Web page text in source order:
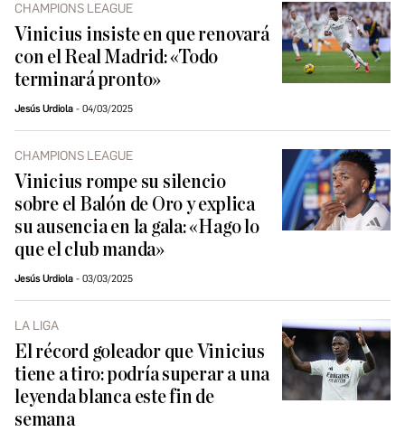
CHAMPIONS LEAGUE
Vinicius insiste en que renovará
con el Real Madrid: «Todo
terminará pronto»
Jesús Urdiola 04/03/2025
CHAMPIONS LEAGUE
Vinicius rompe su silencio
sobre el Balón de Oro y explica
su ausencia en la gala: «Hago lo
que el club manda»
Jesús Urdiola 03/03/2025
LA LIGA
El récord goleador que Vinicius
tiene a tiro: podría superar a una
leyenda blanca este fin de
semana